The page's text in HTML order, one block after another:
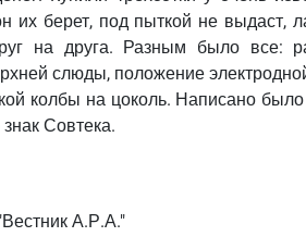
их берет, под пыткой не выдаст,
на друга. Разным было все:
слюды, положение
колбы на цоколь. Написано
Совтека.
А.Р.А."